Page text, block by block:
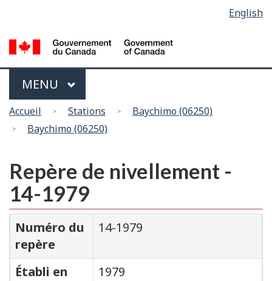
main
content
la
version
HTML
la
langue
English
Menu
MAIN
MENU
Vous
êtes
Accueil Stations
Baychimo (06250)
Baychimo (06250)
Repère de nivellement -
14-1979
Numéro du
repère
14-1979
Établi en
1979